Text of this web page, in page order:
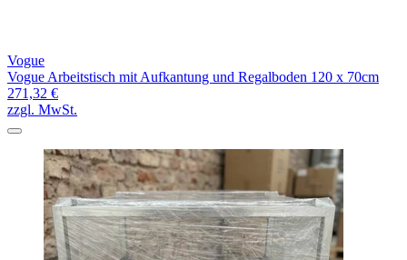
Vogue
Vogue Arbeitstisch mit Aufkantung und Regalboden 120 x 70cm
271,32 €
zzgl. MwSt.